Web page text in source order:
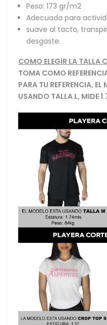
Peso: 173 gr/m2
Adecuada para
suave al tacto,
desgaste.
COMO ELEGIR LA TALLA
TOMA COMO
PARA TU REFERENCIA,
USANDO TALLA L, MIDE